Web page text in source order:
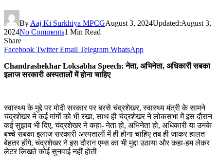
By Aaj Ki Surkhiya MPCGAugust 3, 2024Updated:August 3,
2024No Comments1 Min Read
Share
Facebook Twitter Email Telegram WhatsApp
Chandrashekhar Loksabha Speech: नेता, अभिनेता, अधिकारी सबका
इलाज सरकारी अस्पतालों में होना चाहिए
स्वास्थ्य के मुद्दे पर मोदी सरकार पर बरसे चंद्रशेखर, स्वास्थ्य मंत्री के सामने
चंद्रशेखर ने कई मांगों को भी रखा, साथ ही चंद्रशेखर ने लोकसभा में इस दौरान
कई सुझाव भी दिए, चंद्रशेखर ने कहा- नेता हो, अभिनेता हो, अधिकारी या उनके
बच्चे सबका इलाज सरकारी अस्पतालों में ही होना चाहिए तब ही जाकर हालत
बेहतर होंगे, चंद्रशेखर ने इस दौरान एम्स का भी मुद्दा उठाया और कहा-हम लेकर
लेटर लिखते कोई सुनवाई नहीं होती